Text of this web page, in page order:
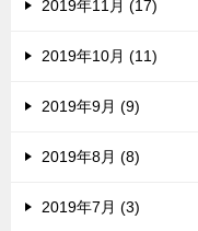
2019年11月 (17)
2019年10月 (11)
2019年9月 (9)
2019年8月 (8)
2019年7月 (3)